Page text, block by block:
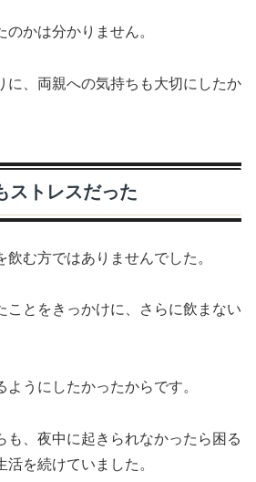
かは分かりません。
に、両親への気持ちも大切にしたか
ストレスだった
む方ではありませんでした。
ことをきっかけに、さらに飲まない
うにしたかったからです。
も、夜中に起きられなかったら困る
を続けていました。